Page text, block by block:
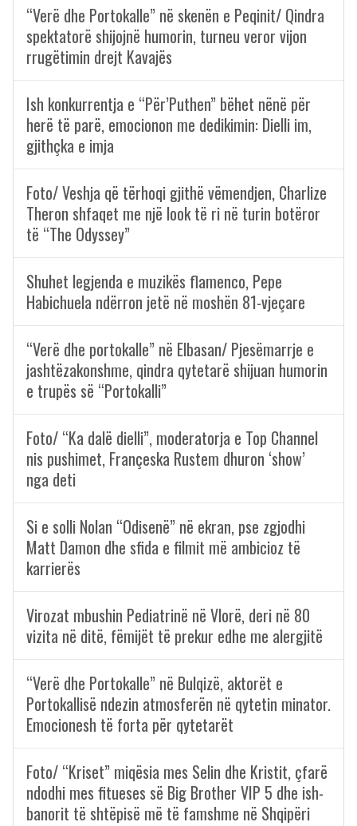
“Verë dhe Portokalle” në skenën e Peqinit/ Qindra
spektatorë shijojnë humorin, turneu veror vijon
rrugëtimin drejt Kavajës
Ish konkurrentja e “Për’Puthen” bëhet nënë për
herë të parë, emocionon me dedikimin: Dielli im,
gjithçka e imja
Foto/ Veshja që tërhoqi gjithë vëmendjen, Charlize
Theron shfaqet me një look të ri në turin botëror
të “The Odyssey”
Shuhet legjenda e muzikës flamenco, Pepe
Habichuela ndërron jetë në moshën 81-vjeçare
“Verë dhe portokalle” në Elbasan/ Pjesëmarrje e
jashtëzakonshme, qindra qytetarë shijuan humorin
e trupës së “Portokalli”
Foto/ “Ka dalë dielli”, moderatorja e Top Channel
nis pushimet, Françeska Rustem dhuron ‘show’
nga deti
Si e solli Nolan “Odisenë” në ekran, pse zgjodhi
Matt Damon dhe sfida e filmit më ambicioz të
karrierës
Virozat mbushin Pediatrinë në Vlorë, deri në 80
vizita në ditë, fëmijët të prekur edhe me alergjitë
“Verë dhe Portokalle” në Bulqizë, aktorët e
Portokallisë ndezin atmosferën në qytetin minator.
Emocionesh të forta për qytetarët
Foto/ “Kriset” miqësia mes Selin dhe Kristit, çfarë
ndodhi mes fitueses së Big Brother VIP 5 dhe ish-
banorit të shtëpisë më të famshme në Shqipëri